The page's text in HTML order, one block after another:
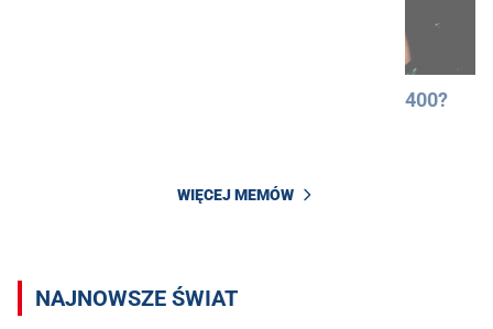
400?
WIĘCEJ MEMÓW
NAJNOWSZE ŚWIAT